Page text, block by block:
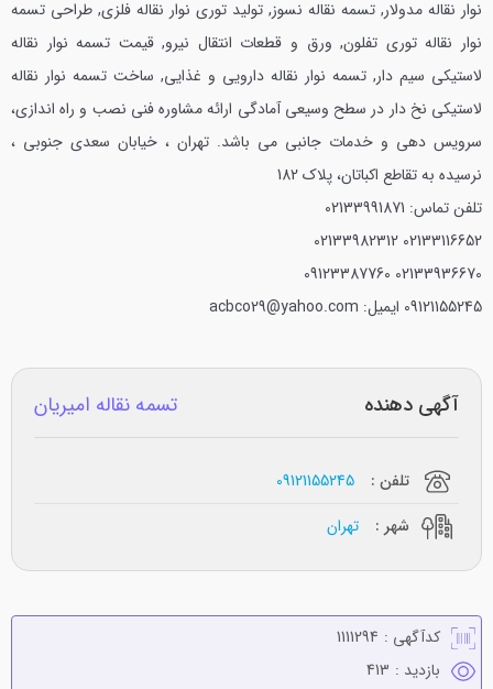
نوار نقاله مدولار, تسمه نقاله نسوز, تولید توری نوار نقاله فلزی, طراحی تسمه
نوار نقاله توری تفلون, ورق و قطعات انتقال نیرو, قیمت تسمه نوار نقاله
لاستیکی سیم دار, تسمه نوار نقاله دارویی و غذایی, ساخت تسمه نوار نقاله
لاستیکی نخ دار در سطح وسيعی آمادگی ارائه مشاوره فنی‌ نصب و راه اندازی،‌
سرويس دهی و خدمات جانبی می باشد. تهران ، خیابان سعدی جنوبی ،
نرسیده به تقاطع اکباتان، پلاک 182
تلفن تماس:
02133116652
02133982312
02133936670
09123387760
09121155245 ایمیل: acbco29@yahoo.com
آگهی دهنده تسمه نقاله اميريان
تلفن :
09121155245
شهر :
تهران
کدآگهی : 1111294
بازدید : 413